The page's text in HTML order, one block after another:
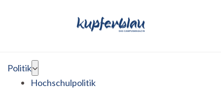
Politik
Hochschulpolitik